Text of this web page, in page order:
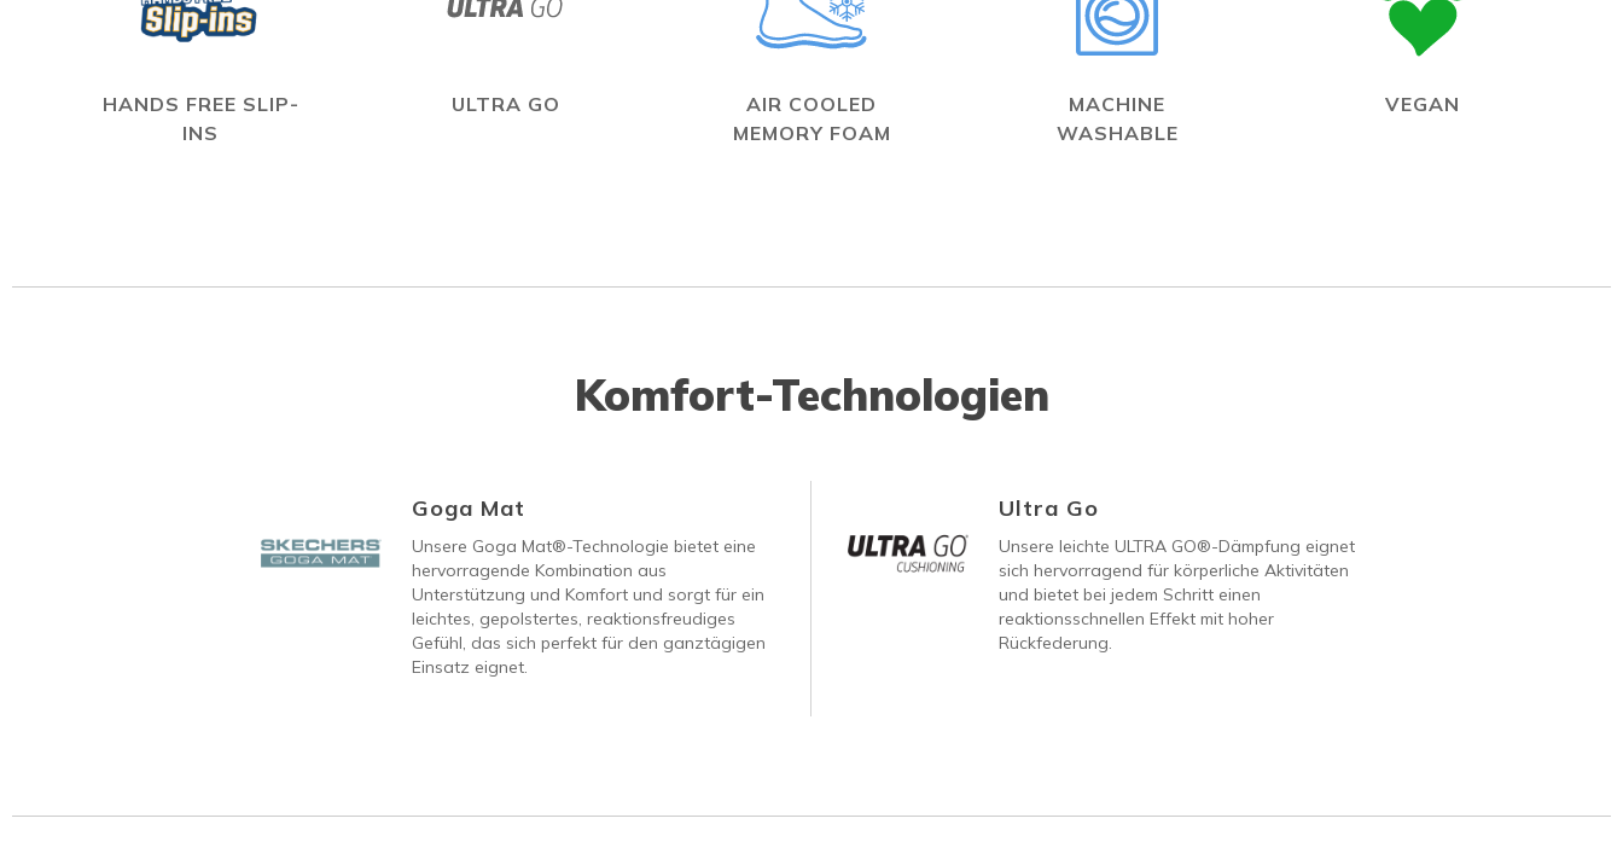
HANDS FREE SLIP-
INS
ULTRA GO
AIR COOLED
MEMORY FOAM
MACHINE
WASHABLE
VEGAN
Komfort-Technologien
Goga Mat
Unsere Goga Mat®-Technologie bietet eine
hervorragende Kombination aus
Unterstützung und Komfort und sorgt für ein
leichtes, gepolstertes, reaktionsfreudiges
Gefühl, das sich perfekt für den ganztägigen
Einsatz eignet.
Ultra Go
Unsere leichte ULTRA GO®-Dämpfung eignet
sich hervorragend für körperliche Aktivitäten
und bietet bei jedem Schritt einen
reaktionsschnellen Effekt mit hoher
Rückfederung.